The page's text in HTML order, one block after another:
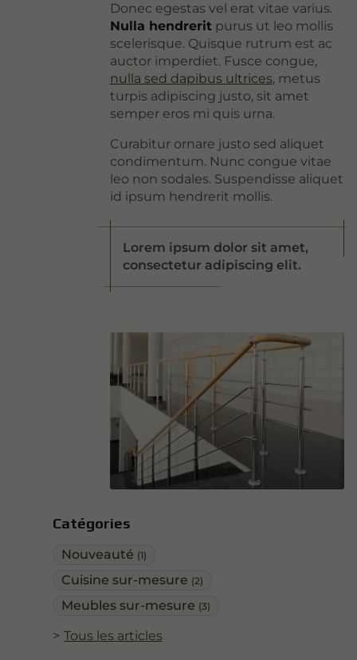
Catégories
Nouveauté (1)
Cuisine sur-mesure (2)
Meubles sur-mesure (3)
Tous les articles
Donec egestas vel erat vitae varius.
Nulla hendreritpurus ut leo mollis
scelerisque. Quisque rutrum est ac
auctor imperdiet. Fusce congue,
nulla sed dapibus ultrices, metus
turpis adipiscing justo, sit amet
semper eros mi quis urna.
Curabitur ornare justo sed aliquet
condimentum. Nunc congue vitae
leo non sodales. Suspendisse aliquet
id ipsum hendrerit mollis.
Lorem ipsum dolor sit amet,
consectetur adipiscing elit.